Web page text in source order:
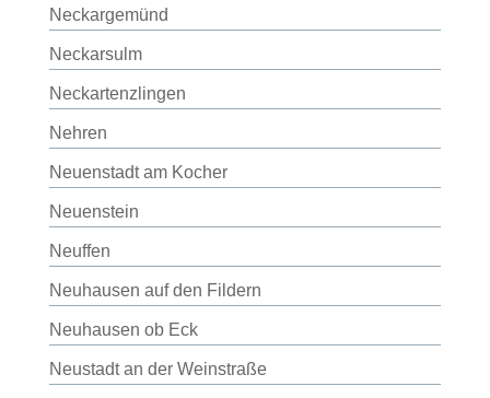
Neckargemünd
Neckarsulm
Neckartenzlingen
Nehren
Neuenstadt am Kocher
Neuenstein
Neuffen
Neuhausen auf den Fildern
Neuhausen ob Eck
Neustadt an der Weinstraße